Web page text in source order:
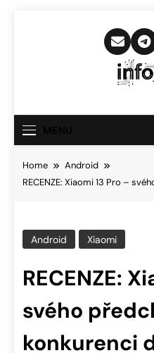
Home
Android
RECENZE: Xiaomi 13 Pro –
Android Xiaomi
RECENZE:
svého
konkurenci